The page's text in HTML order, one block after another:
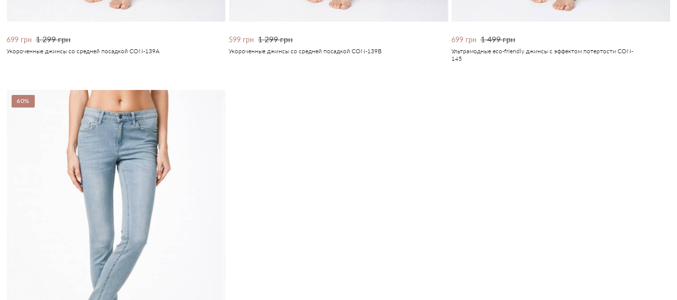
699 грн 1 299 грн
Укороченные джинсы со средней посадкой CON-139A
599 грн 1 299 грн
Укороченные джинсы со средней посадкой CON-139B
699 грн 1 499 грн
Ультрамодные eco-friendly джинсы с эффектом потертости CON-
145
60%